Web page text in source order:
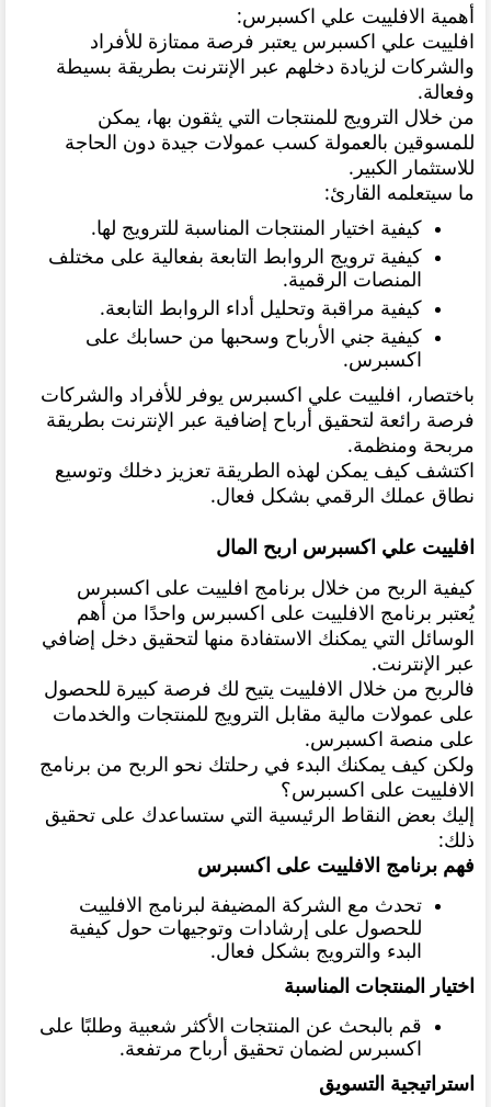
أهمية الافلييت علي اكسبرس:
افلييت علي اكسبرس يعتبر فرصة ممتازة للأفراد
والشركات لزيادة دخلهم عبر الإنترنت بطريقة بسيطة
وفعالة.
من خلال الترويج للمنتجات التي يثقون بها، يمكن
للمسوقين بالعمولة كسب عمولات جيدة دون الحاجة
للاستثمار الكبير.
ما سيتعلمه القارئ:
كيفية اختيار المنتجات المناسبة للترويج لها.
كيفية ترويج الروابط التابعة بفعالية على مختلف
المنصات الرقمية.
كيفية مراقبة وتحليل أداء الروابط التابعة.
كيفية جني الأرباح وسحبها من حسابك على
اكسبرس.
باختصار، افلييت علي اكسبرس يوفر للأفراد والشركات
فرصة رائعة لتحقيق أرباح إضافية عبر الإنترنت بطريقة
مربحة ومنظمة.
اكتشف كيف يمكن لهذه الطريقة تعزيز دخلك وتوسيع
نطاق عملك الرقمي بشكل فعال.
افلييت علي اكسبرس اربح المال
كيفية الربح من خلال برنامج افلييت على اكسبرس
يُعتبر برنامج الافلييت على اكسبرس واحدًا من أهم
الوسائل التي يمكنك الاستفادة منها لتحقيق دخل إضافي
عبر الإنترنت.
فالربح من خلال الافلييت يتيح لك فرصة كبيرة للحصول
على عمولات مالية مقابل الترويج للمنتجات والخدمات
على منصة اكسبرس.
ولكن كيف يمكنك البدء في رحلتك نحو الربح من برنامج
الافلييت على اكسبرس؟
إليك بعض النقاط الرئيسية التي ستساعدك على تحقيق
ذلك:
فهم برنامج الافلييت على اكسبرس
تحدث مع الشركة المضيفة لبرنامج الافلييت
للحصول على إرشادات وتوجيهات حول كيفية
البدء والترويج بشكل فعال.
اختيار المنتجات المناسبة
قم بالبحث عن المنتجات الأكثر شعبية وطلبًا على
اكسبرس لضمان تحقيق أرباح مرتفعة.
استراتيجية التسويق